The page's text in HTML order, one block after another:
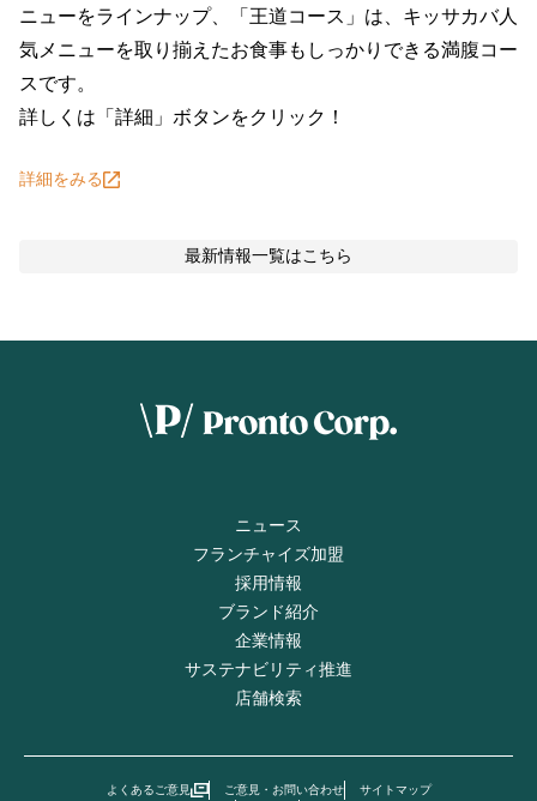
ニューをラインナップ、「王道コース」は、キッサカバ人
気メニューを取り揃えたお食事もしっかりできる満腹コー
スです。
詳しくは「詳細」ボタンをクリック！
詳細をみる
最新情報一覧はこちら
ニュース
フランチャイズ加盟
採用情報
ブランド紹介
企業情報
サステナビリティ推進
店舗検索
よくあるご意見 ご意見・お問い合わせ サイトマップ